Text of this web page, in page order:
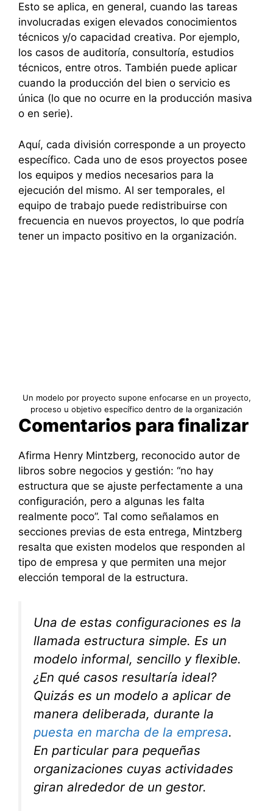
Esto se aplica, en general, cuando las tareas
involucradas exigen elevados conocimientos
técnicos y/o capacidad creativa. Por ejemplo,
los casos de auditoría, consultoría, estudios
técnicos, entre otros. También puede aplicar
cuando la producción del bien o servicio es
única (lo que no ocurre en la producción masiva
o en serie).
Aquí, cada división corresponde a un proyecto
específico. Cada uno de esos proyectos posee
los equipos y medios necesarios para la
ejecución del mismo. Al ser temporales, el
equipo de trabajo puede redistribuirse con
frecuencia en nuevos proyectos, lo que podría
tener un impacto positivo en la organización.
Un modelo por proyecto supone enfocarse en un proyecto,
proceso u objetivo específico dentro de la organización
Comentarios para finalizar
Afirma Henry Mintzberg, reconocido autor de
libros sobre negocios y gestión: “no hay
estructura que se ajuste perfectamente a una
configuración, pero a algunas les falta
realmente poco”. Tal como señalamos en
secciones previas de esta entrega, Mintzberg
resalta que existen modelos que responden al
tipo de empresa y que permiten una mejor
elección temporal de la estructura.
Una de estas configuraciones es la
llamada estructura simple. Es un
modelo informal, sencillo y flexible.
¿En qué casos resultaría ideal?
Quizás es un modelo a aplicar de
manera deliberada, durante la
puesta en marcha de la empresa.
En particular para pequeñas
organizaciones cuyas actividades
giran alrededor de un gestor.